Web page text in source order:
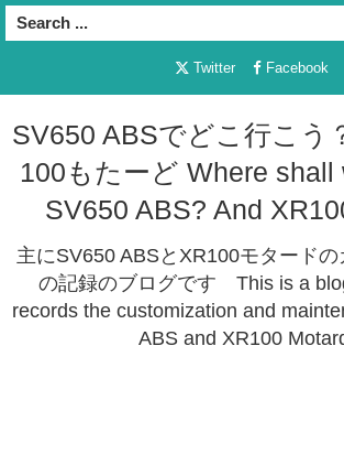
Twitter Facebook
SV650 ABSでどこ行こう
100もたーど Where shall
SV650 ABS? And
主にSV650 ABSとXR100モタード
の記録のブログです This is a
records the customization and
ABS and XR100